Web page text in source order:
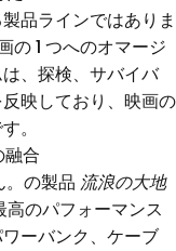
品ラインではありま
の 1 つへのオマージ
、探検、サバイバ
映しており、映画の
。
合
。の製品 流浪の大地
のパフォーマンス
ーバンク、ケーブ